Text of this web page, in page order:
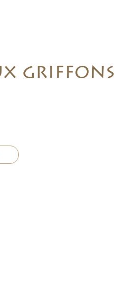
griffons